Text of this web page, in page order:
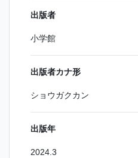
出版者
小学館
出版者カナ形
ショウガクカン
出版年
2024.3